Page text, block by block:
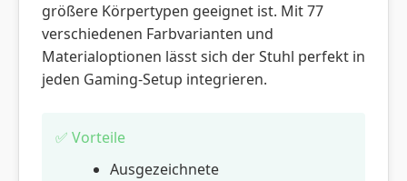
größere Körpertypen geeignet ist. Mit 77
verschiedenen Farbvarianten und
Materialoptionen lässt sich der Stuhl perfekt in
jeden Gaming-Setup integrieren.
✅ Vorteile
Ausgezeichnete